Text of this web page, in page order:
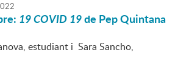
19 COVID 19de Pep Quintana
estudiant i Sara Sancho,